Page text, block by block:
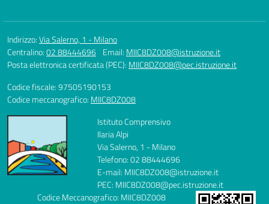
Indirizzo:Via Salerno, 1 - Milano
Centralino:02 88444696 Email: MIIC8DZ008@istruzione.it
Posta elettronica certificata (PEC): MIIC8DZ008@pec.istruzione.it
Codice fiscale: 97505190153
Codice meccanografico: MIIC8DZ008
Istituto Comprensivo
Ilaria Alpi
Via Salerno, 1 - Milano
Telefono: 02 88444696
E-mail: MIIC8DZ008@istruzione.it
PEC: MIIC8DZ008@pec.istruzione.it
Codice Meccanografico: MIIC8DZ008